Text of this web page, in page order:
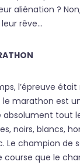
aliénation ?
rêve…
l’épreuve était
le marathon est
tout
noirs, blancs,
Le champion de
course que le